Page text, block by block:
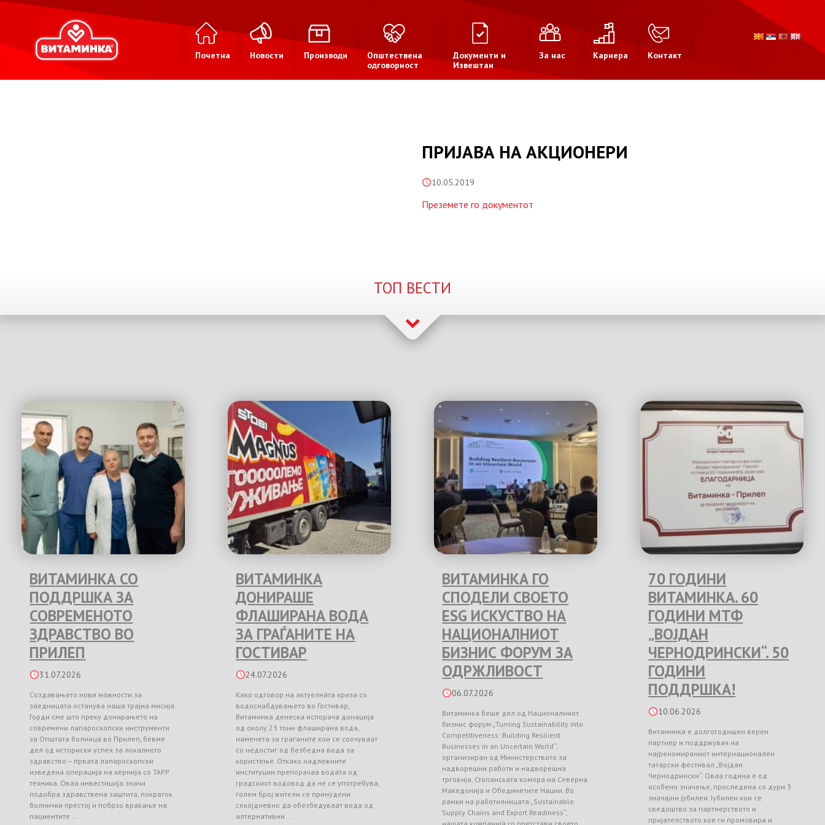
Почетна Новости Производи
Општествена
одговорност
Документи и
Извештаи
За нас Кариера Контакт
ПРИЈАВА НА АКЦИОНЕРИ
10.05.2019
Преземете го документот
ТОП ВЕСТИ
ВИТАМИНКА СО
ПОДДРШКА ЗА
СОВРЕМЕНОТО
ЗДРАВСТВО ВО
ПРИЛЕП
31.07.2026
Создавањето нови можности за
заедницата останува наша трајна мисија.
Горди сме што преку донирањето на
современи лапароскопски инструменти
за Општата болница во Прилеп, бевме
дел од историски успех за локалното
здравство – првата лапароскопски
изведена операција на хернија со TAPP
техника. Оваа инвестиција значи
подобра здравствена заштита, пократок
болнички престој и побрзо враќање на
пациентите …
ВИТАМИНКА
ДОНИРАШЕ
ФЛАШИРАНА ВОДА
ЗА ГРАЃАНИТЕ НА
ГОСТИВАР
24.07.2026
Како одговор на актуелната криза со
водоснабдувањето во Гостивар,
Витаминка денеска испорача донација
од околу 23 тони флаширана вода,
наменета за граѓаните кои се соочуваат
со недостиг од безбедна вода за
користење. Откако надлежните
институции препорачаа водата од
градскиот водовод да не се употребува,
голем број жители се принудени
секојдневно да обезбедуваат вода од
алтернативни …
ВИТАМИНКА ГО
СПОДЕЛИ СВОЕТО
ESG ИСКУСТВО НА
НАЦИОНАЛНИОТ
БИЗНИС ФОРУМ ЗА
ОДРЖЛИВОСТ
06.07.2026
Витаминка беше дел од Националниот
бизнис форум „Turning Sustainability into
Competitiveness: Building Resilient
Businesses in an Uncertain World“,
организиран од Министерството за
надворешни работи и надворешна
трговија, Стопанската комора на Северна
Македонија и Обединетите Нации. Во
рамки на работилницата „Sustainable
Supply Chains and Export Readiness“,
70 ГОДИНИ
ВИТАМИНКА. 60
ГОДИНИ МТФ
„ВОЈДАН
ЧЕРНОДРИНСКИ“. 50
ГОДИНИ
ПОДДРШКА!
10.06.2026
Витаминка е долгогодишен верен
партнер и поддржувач на
најреномираниот интернационален
татарски фестивал „Војдан
Чернодрински“. Оваа година е од
особено значење, проследена со дури 3
значајни јубилеи. Јубилеи кои се
сведоштво за партнерството и
пријателството кое ги промовира и